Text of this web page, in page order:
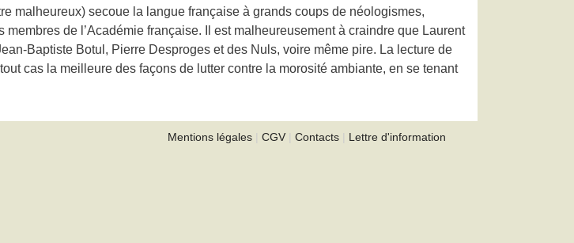
malheureux) secoue la langue française à grands coups de néologismes,
de l’Académie française. Il est malheureusement à craindre que Laurent
Baptiste Botul, Pierre Desproges et des Nuls, voire même pire. La lecture de
cas la meilleure des façons de lutter contre la morosité ambiante, en se tenant
Mentions légales CGV Contacts Lettre d'information